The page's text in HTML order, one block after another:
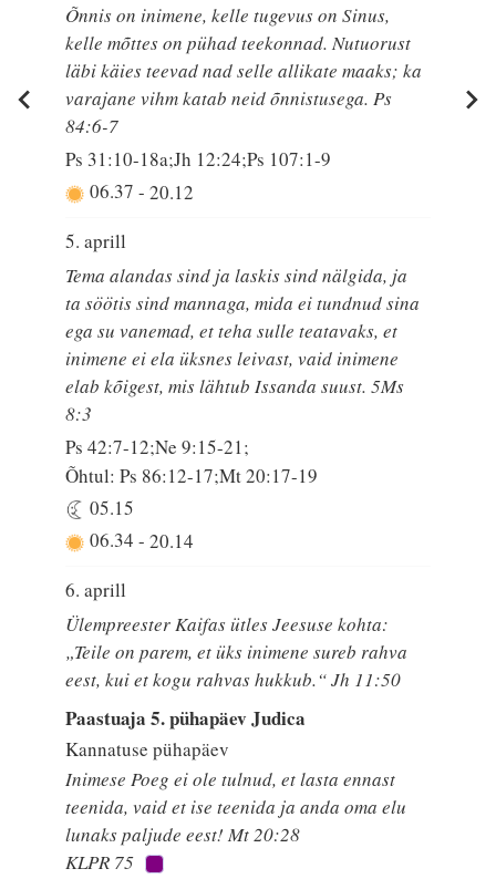
Õnnis on inimene, kelle tugevus on Sinus,
kelle mõttes on pühad teekonnad. Nutuorust
läbi käies teevad nad selle allikate maaks; ka
varajane vihm katab neid õnnistusega. Ps
84:6-7
Ps 31:10-18a;Jh 12:24;Ps 107:1-9
06.37-20.12
5. aprill
Tema alandas sind ja laskis sind nälgida, ja
ta söötis sind mannaga, mida ei tundnud sina
ega su vanemad, et teha sulle teatavaks, et
inimene ei ela üksnes leivast, vaid inimene
elab kõigest, mis lähtub Issanda suust. 5Ms
8:3
Ps 42:7-12;Ne 9:15-21;
Õhtul: Ps 86:12-17;Mt 20:17-19
05.15
06.34-20.14
6. aprill
Ülempreester Kaifas ütles Jeesuse kohta:
„Teile on parem, et üks inimene sureb rahva
eest, kui et kogu rahvas hukkub.“ Jh 11:50
Paastuaja 5. pühapäev Judica
Kannatuse pühapäev
Inimese Poeg ei ole tulnud, et lasta ennast
teenida, vaid et ise teenida ja anda oma elu
lunaks paljude eest! Mt 20:28
KLPR 75